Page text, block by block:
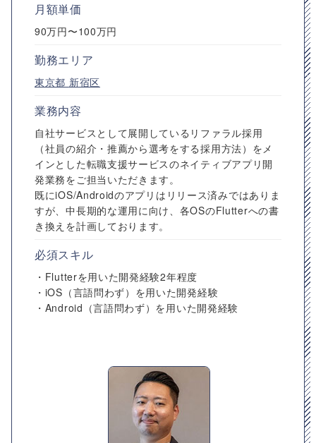
月額単価
90万円〜100万円
勤務エリア
東京都 新宿区
業務内容
自社サービスとして展開しているリファラル採用
（社員の紹介・推薦から選考をする採用方法）をメ
インとした転職支援サービスのネイティブアプリ開
発業務をご担当いただきます。
既にiOS/Androidのアプリはリリース済みではありま
すが、中長期的な運用に向け、各OSのFlutterへの書
き換えを計画しております。
必須スキル
・Flutterを用いた開発経験2年程度
・iOS（言語問わず）を用いた開発経験
・Android（言語問わず）を用いた開発経験